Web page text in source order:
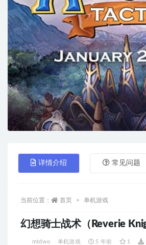
详情介绍 常见问题
当前位置： 首页 单机游戏
幻想骑士战术（Reverie
mtdwo 单机游戏 5 年前 1